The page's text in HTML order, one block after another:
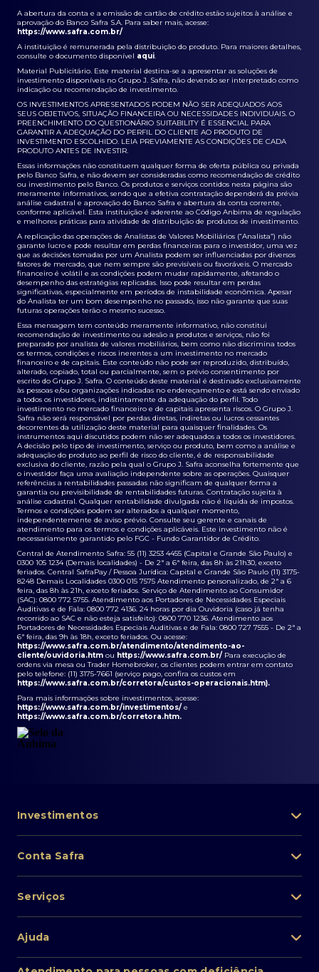
A abertura da conta e a emissão de cartão de crédito estão sujeitos à análise e
aprovação do Banco Safra S.A. Para saber mais, acesse:
https://www.safra.com.br/
A instituição é remunerada pela distribuição do produto. Para maiores detalhes,
consulte o documento disponível aqui.
Material Publicitário. Este material destina-se a apresentar as soluções de
investimento disponíveis no Grupo J. Safra, não devendo ser interpretado como
indicação ou recomendação de investimento.
OS INVESTIMENTOS APRESENTADOS PODEM NÃO SER ADEQUADOS AOS
SEUS OBJETIVOS, SITUAÇÃO FINANCEIRA OU NECESSIDADES INDIVIDUAIS. O
PREENCHIMENTO DO QUESTIONÁRIO SUITABILITY É ESSENCIAL PARA
GARANTIR A ADEQUAÇÃO DO PERFIL DO CLIENTE AO PRODUTO DE
INVESTIMENTO ESCOLHIDO. LEIA PREVIAMENTE AS CONDIÇÕES DE CADA
PRODUTO ANTES DE INVESTIR.
Essas informações não constituem qualquer forma de oferta pública ou privada
pelo Banco Safra, e não devem ser consideradas como recomendação de crédito
ou investimento pelo Banco. Os produtos e serviços contidos nesta página são
meramente informativos, sendo que a efetiva contratação dependerá da prévia
análise cadastral e aprovação do Banco Safra e abertura da conta corrente,
conforme aplicável. Esta instituição é aderente ao Código Anbima de regulação
e melhores práticas para atividade de distribuição de produtos de investimento.
A replicação das operações de Analistas de Valores Mobiliários (“Analista”) não
garante lucro e pode resultar em perdas financeiras para o investidor, uma vez
que as decisões tomadas por um Analista podem ser influenciadas por diversos
fatores de mercado, que nem sempre são previsíveis ou favoráveis. O mercado
financeiro é volátil e as condições podem mudar rapidamente, afetando o
desempenho das estratégias replicadas. Isso pode resultar em perdas
significativas, especialmente em períodos de instabilidade econômica. Apesar
do Analista ter um bom desempenho no passado, isso não garante que suas
futuras operações terão o mesmo sucesso.
Essa mensagem tem conteúdo meramente informativo, não constitui
recomendação de investimento ou adesão a produtos e serviços, não foi
preparado por analista de valores mobiliários, bem como não discrimina todos
os termos, condições e riscos inerentes a um investimento no mercado
financeiro e de capitais. Este conteúdo não pode ser reproduzido, distribuído,
alterado, copiado, total ou parcialmente, sem o prévio consentimento por
escrito do Grupo J. Safra. O conteúdo deste material é destinado exclusivamente
às pessoas e/ou organizações indicadas no endereçamento e está sendo enviado
a todos os investidores, indistintamente da adequação do perfil. Todo
investimento no mercado financeiro e de capitais apresenta riscos. O Grupo J.
Safra não será responsável por perdas diretas, indiretas ou lucros cessantes
decorrentes da utilização deste material para quaisquer finalidades. Os
instrumentos aqui discutidos podem não ser adequados a todos os investidores.
A decisão pelo tipo de investimento, serviço ou produto, bem como a análise e
adequação do produto ao perfil de risco do cliente, é de responsabilidade
exclusiva do cliente, razão pela qual o Grupo J. Safra aconselha fortemente que
o investidor faça uma avaliação independente sobre as operações. Quaisquer
referências a rentabilidades passadas não significam de qualquer forma a
garantia ou previsibilidade de rentabilidades futuras. Contratação sujeita à
análise cadastral. Qualquer rentabilidade divulgada não é líquida de impostos.
Termos e condições podem ser alterados a qualquer momento,
independentemente de aviso prévio. Consulte seu gerente e canais de
atendimento para os termos e condições aplicáveis. Este investimento não é
necessariamente garantido pelo FGC - Fundo Garantidor de Crédito.
Central de Atendimento Safra: 55 (11) 3253 4455 (Capital e Grande São Paulo) e
0300 105 1234 (Demais localidades) - De 2ª a 6ª feira, das 8h às 21h30, exceto
feriados. Central SafraPay / Pessoa Jurídica: Capital e Grande São Paulo (11) 3175-
8248 Demais Localidades 0300 015 7575 Atendimento personalizado, de 2ª a 6
feira, das 8h às 21h, exceto feriados. Serviço de Atendimento ao Consumidor
(SAC): 0800 772 5755. Atendimento aos Portadores de Necessidades Especiais
Auditivas e de Fala: 0800 772 4136. 24 horas por dia Ouvidoria (caso já tenha
recorrido ao SAC e não esteja satisfeito): 0800 770 1236. Atendimento aos
Portadores de Necessidades Especiais Auditivas e de Fala: 0800 727 7555 - De 2ª a
6ª feira, das 9h às 18h, exceto feriados. Ou acesse:
https://www.safra.com.br/atendimento/atendimento-ao-
cliente/ouvidoria.htm ou https://www.safra.com.br/ Para execução de
ordens via mesa ou Trader Homebroker, os clientes podem entrar em contato
pelo telefone: (11) 3175-7661 (serviço pago, confira os custos em
https://www.safra.com.br/corretora/custos-operacionais.htm).
Para mais informações sobre investimentos, acesse:
https://www.safra.com.br/investimentos/ e
https://www.safra.com.br/corretora.htm.
Investimentos
Lista de fundos de investimento
Private Banking
Renda fixa
Conta Safra
Pessoa Física
Cartões
Empréstimos e financiamentos
Serviços
Perda/roubo de celular
Ajuda
Atendimento ao cliente